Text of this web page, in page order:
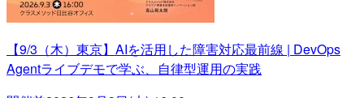
【9/3（木）東京】AIを活用した障害対応最前線 | DevOps
Agentライブデモで学ぶ、自律型運用の実践